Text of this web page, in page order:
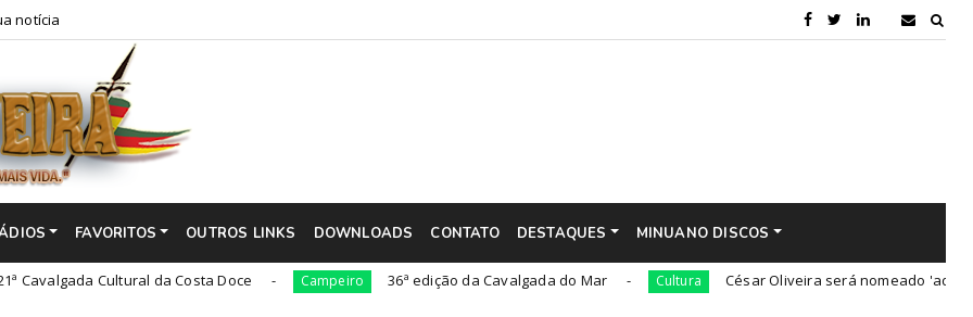
notícia
FAVORITOS OUTROS LINKS DOWNLOADS CONTATO DESTAQUES MINUANO DISCOS
Cultural da Costa Doce Campeiro 36ª edição da Cavalgada do Mar Cultura César Oliveira será nomeado 'adido cultural'